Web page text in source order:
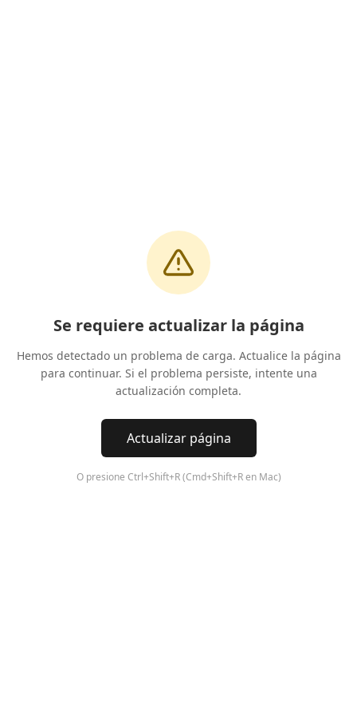
Se requiere actualizar la página
Hemos detectado un problema de carga. Actualice la página
para continuar. Si el problema persiste, intente una
actualización completa.
Actualizar página
O presione Ctrl+Shift+R (Cmd+Shift+R en Mac)